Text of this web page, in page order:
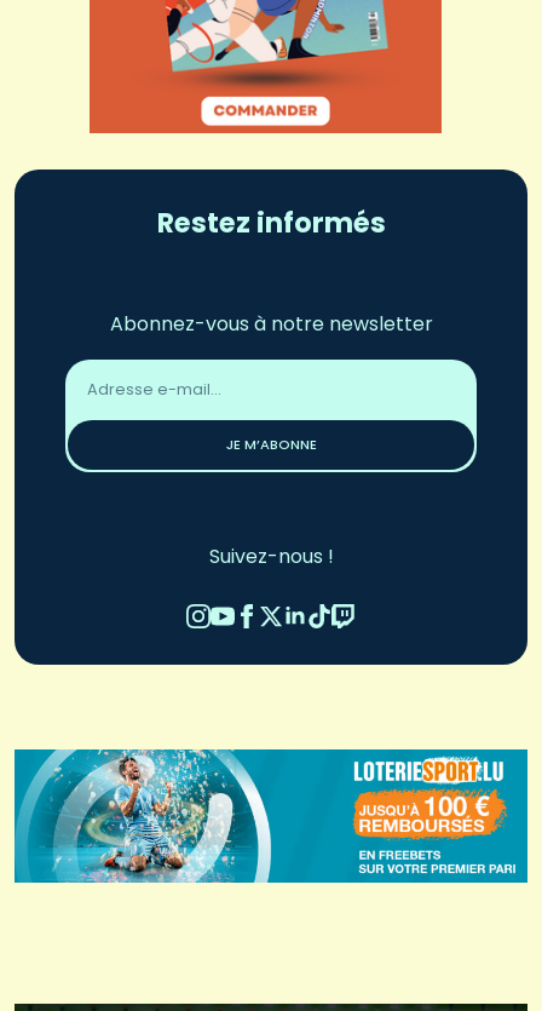
Restez informés
Abonnez-vous à notre newsletter
Adresse
email
JE M’ABONNE
Suivez-nous !